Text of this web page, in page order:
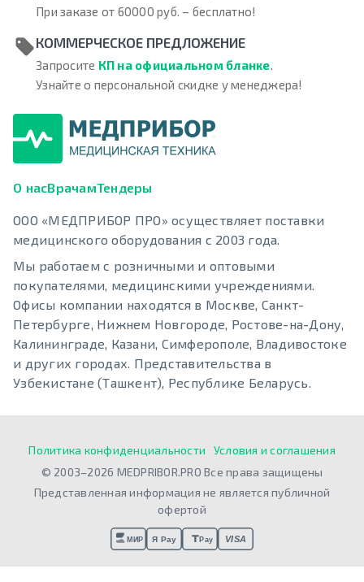
При заказе от 60000 руб. – бесплатно!
КОММЕРЧЕСКОЕ ПРЕДЛОЖЕНИЕ
Запросите КП на официальном бланке.
Узнайте о персональной скидке у менеджера!
О насВрачамТендеры
ООО «МЕДПРИБОР ПРО» осуществляет поставки
медицинского оборудования с 2003 года.
Мы работаем с розничными и оптовыми
покупателями, медицинскими учреждениями.
Офисы компании находятся в Москве, Санкт-
Петербурге, Нижнем Новгороде, Ростове-на-Дону,
Калининграде, Казани, Симферополе, Владивостоке
и других городах. Представительства в
Узбекистане (Ташкент), Республике Беларусь.
Политика конфиденциальности
Условия и соглашения
© 2003–2026 MEDPRIBOR.PRO Все права защищены
Представленная информация не является публичной
офертой
МИР Я Pay Pay VISA